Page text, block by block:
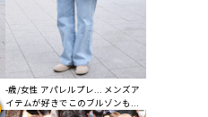
-歳/女性 アパレルプレ... メンズア
イテムが好きでこのブルゾンも...